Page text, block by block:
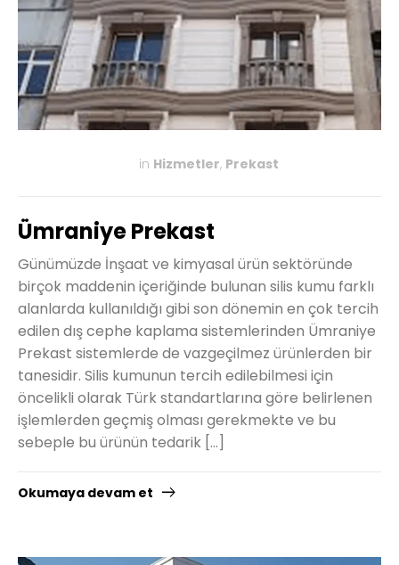
in Hizmetler, Prekast
Ümraniye Prekast
Günümüzde İnşaat ve kimyasal ürün sektöründe
birçok maddenin içeriğinde bulunan silis kumu farklı
alanlarda kullanıldığı gibi son dönemin en çok tercih
edilen dış cephe kaplama sistemlerinden Ümraniye
Prekast sistemlerde de vazgeçilmez ürünlerden bir
tanesidir. Silis kumunun tercih edilebilmesi için
öncelikli olarak Türk standartlarına göre belirlenen
işlemlerden geçmiş olması gerekmekte ve bu
sebeple bu ürünün tedarik […]
Okumaya devam et